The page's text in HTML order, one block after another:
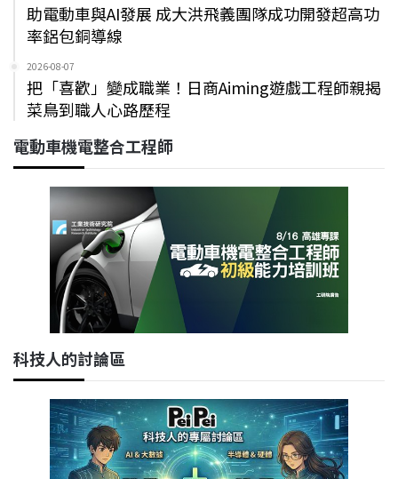
助電動車與AI發展 成大洪飛義團隊成功開發超高功
率鋁包銅導線
2026-08-07
把「喜歡」變成職業！日商Aiming遊戲工程師親揭
菜鳥到職人心路歷程
電動車機電整合工程師
科技人的討論區